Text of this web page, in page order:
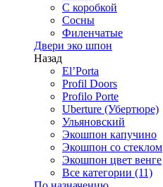
С коробкой
Сосны
Филенчатые
Двери эко шпон
Назад
El’Porta
Profil Doors
Profilo Porte
Uberture (Убертюре)
Ульяновский
Экошпон капучино
Экошпон со стеклом
Экошпон цвет венге
Все категории (11)